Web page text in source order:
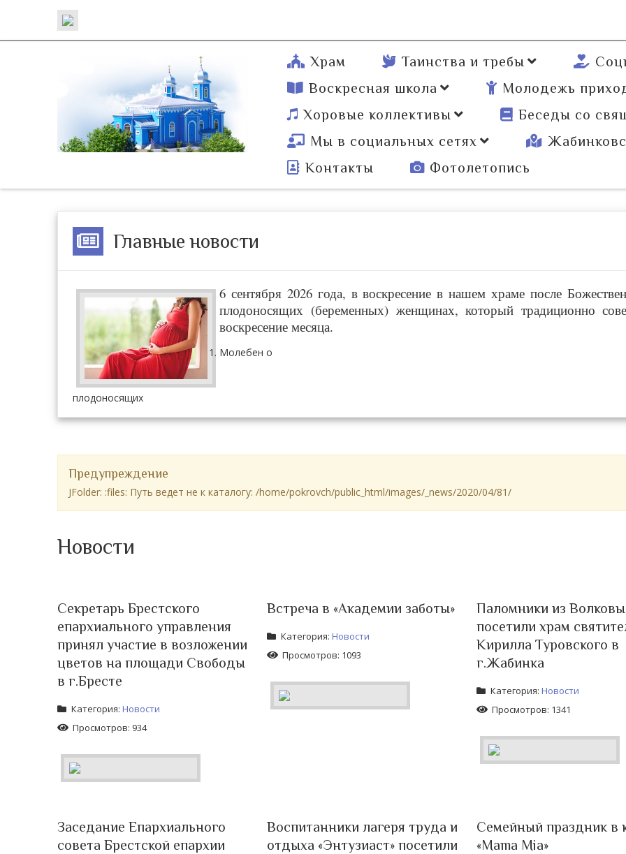
Храм Таинства и требы
Воскресная школа
Молодежь
Хоровые коллективы
Беседы со
Мы в социальных сетях
Контакты
Фотолетопись
Главные новости
6 сентября 2026 года, в воскресение в нашем храме после
плодоносящих (беременных) женщинах, который традиционно
воскресение месяца.
Молебен о
плодоносящих
Предупреждение
JFolder: :files: Путь ведет не к каталогу: /home/pokrovch/public_html/images/_news/2020/04/81/
Новости
Секретарь Брестского
епархиального управления
принял участие в возложении
цветов на площади Свободы
в г.Бресте
Категория: Новости
Просмотров: 934
Встреча в «Академии заботы»
Категория: Новости
Просмотров: 1093
Паломники из
посетили храм
Кирилла Туровского в
г.Жабинка
Категория: Новости
Просмотров: 1341
Заседание Епархиального
совета Брестской епархии
Воспитанники лагеря труда и
отдыха «Энтузиаст» посетили
Семейный праздник в
«Mama Mia»